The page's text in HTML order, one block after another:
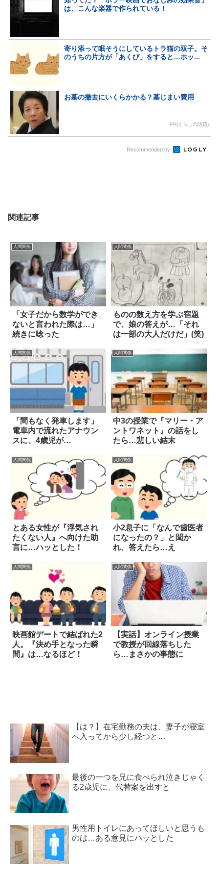
は、こんな楽器で作られている！
寄り添って眠そうにしているトラ猫の双子。そ
のうちの片方が「あくび」をすると…ホッ...
お墓の撤去にいくらかかる？墓じまい費用
PR(くらしの話題)
Recommended by
関連記事
人間関係
「女子だから数学ができ
ないと言われた際は…」
続きに唸った
人間関係
ものの数え方を学ぶ宿題
で、娘の答えが…「それ
は一部の大人だけだ」(笑)
人間関係
「間もなく発車します」
電車内で流れたアナウン
スに、4歳児が…
人間関係
中3の授業で『マリー・ア
ントワネット』の話をし
たら…悲しい結末
人間関係
とある女性が『浮気され
たくない人』へ向けた助
言に…ハッとした！
人間関係
小2息子に「なんで歯医者
になったの？」と聞か
れ、答えたら…え
人間関係
映画館デートで結ばれた2
人。『決め手となった瞬
間』は…なるほど！
人間関係
【実話】オンライン授業
で教授が回線落ちした
ら…まさかの事態に
【は？】在宅勤務の夫は、妻子が寝室
へ入ってから少し経つと…
最後の一つを兄に食べられ泣きじゃく
る2歳児に、代替案を出すと
男性用トイレにあってほしいと思うも
のは…ある意見にハッとした